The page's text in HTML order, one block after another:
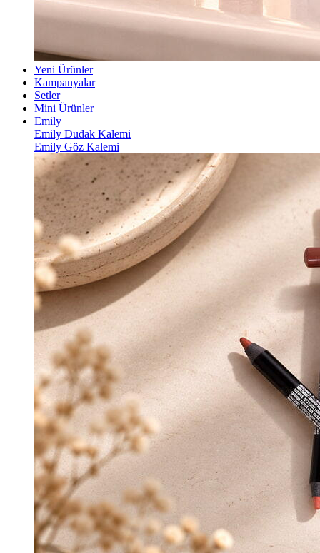
Yeni Ürünler
Kampanyalar
Setler
Mini Ürünler
Emily
Emily Dudak Kalemi
Emily Göz Kalemi